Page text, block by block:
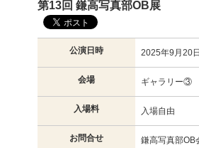
第13回 鎌高写真部OB展
公演日時 2025年9月20
会場 ギャラリー③
入場料 入場自由
お問合せ 鎌高写真部OB